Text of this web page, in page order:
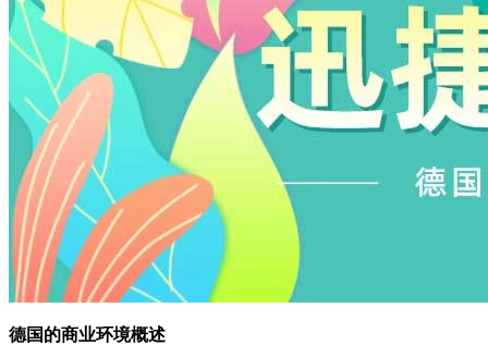
德国的商业环境概述